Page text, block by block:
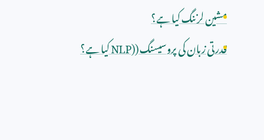
مشین لرننگ کیا ہے؟
قدرتی زبان کی پروسیسنگ (NLP)کیا ہے؟